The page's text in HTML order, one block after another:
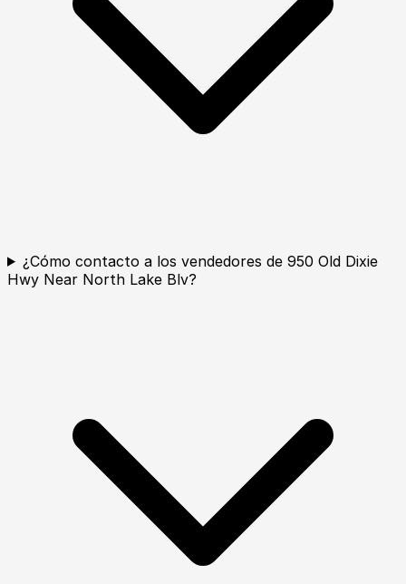
¿Cómo contacto a los vendedores de 950 Old Dixie
Hwy Near North Lake Blv?